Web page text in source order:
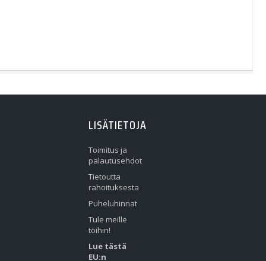
LISÄTIETOJA
Toimitus ja
palautusehdot
Tietoutta
rahoituksesta
Puheluhinnat
Tule meille
töihin!
Lue tästä
EU:n